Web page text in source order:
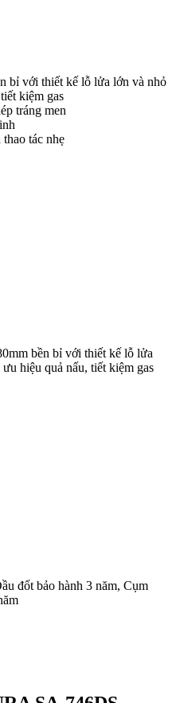
bỉ với thiết kế lỗ lửa lớn và nhỏ
kiệm gas
tráng men
tác nhẹ
bền bỉ với thiết kế lỗ lửa
hiệu quả nấu, tiết kiệm gas
đốt bảo hành 3 năm, Cụm